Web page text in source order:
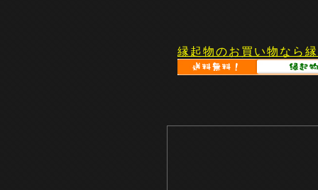
縁起物のお買い物なら